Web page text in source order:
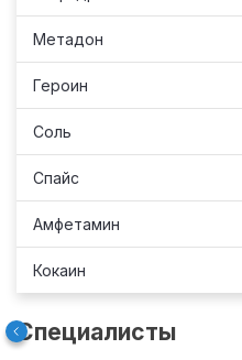
Метадон
Героин
Соль
Спайс
Амфетамин
Кокаин
Специалисты